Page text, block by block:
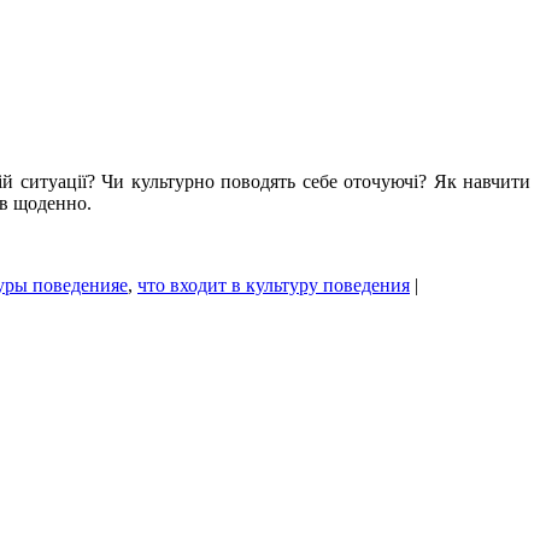
Чи культурно поводять себе оточуючі? Як навчити
щоденно.
поведенияе, что входит в культуру поведения |